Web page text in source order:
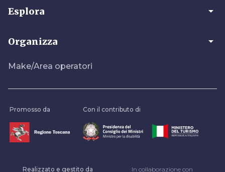
Esplora arrow_drop_down
Organizza arrow_drop_down
Make/Area operatori
Promosso da Con il contributo di
Realizzato e gestito da In collaborazione con